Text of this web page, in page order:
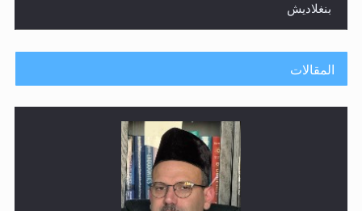
بنغلاديش
المقالات